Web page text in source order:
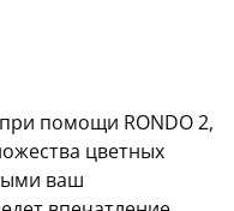
помощи RONDO 2,
цветных
ваш